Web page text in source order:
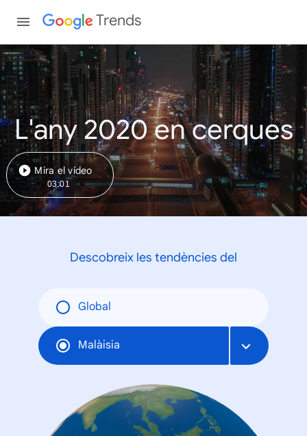
Trends
L'any 2020 en cerques
Mira el vídeo
03:01
Descobreix les tendències del
Global
Malàisia